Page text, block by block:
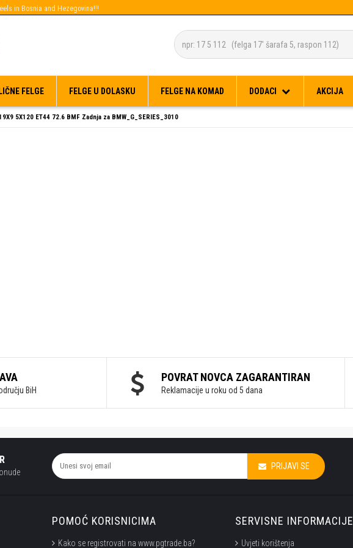
in Bosnia and Hezegovina!!!
FELGE FELGE U DOLASKU FELGE NA KOMAD DODACI AKCIJA
5X120 ET44 72.6 BMF Zadnja za BMW_G_SERIES_3010
BiH
POVRAT NOVCA ZAGARANTIRAN
Reklamacije u roku od 5 dana
PRIJAVI SE
POMOĆ KORISNICIMA
Kako se registrovati na www.pgtrade.ba?
SERVISNE INFORMACIJE
Uvjeti korištenja